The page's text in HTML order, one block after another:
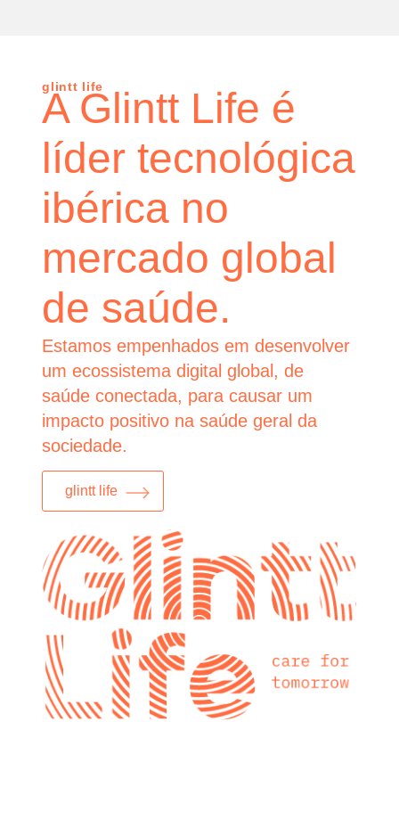
glintt life
A Glintt Life é
líder tecnológica
ibérica no
mercado global
de saúde.
Estamos empenhados em desenvolver
um ecossistema digital global, de
saúde conectada, para causar um
impacto positivo na saúde geral da
sociedade.
glintt life